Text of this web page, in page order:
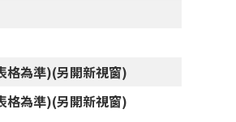
格為準)(另開新視窗)
格為準)(另開新視窗)